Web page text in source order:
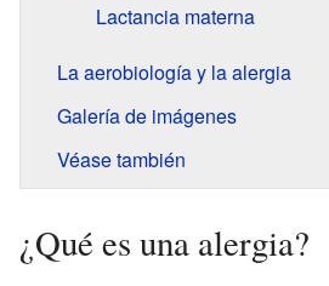
Lactancia materna
La aerobiología y la alergia
Galería de imágenes
Véase también
¿Qué es una alergia?